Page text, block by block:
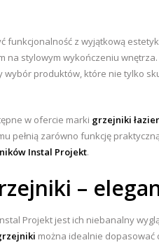
funkcjonalność z wyjątkową
na stylowym wykończeniu
wybór produktów, które nie tylko
w ofercie marki grzejniki
pełnią zarówno funkcję
Instal Projekt.
–
Projekt jest ich niebanalny
można idealnie dopasować